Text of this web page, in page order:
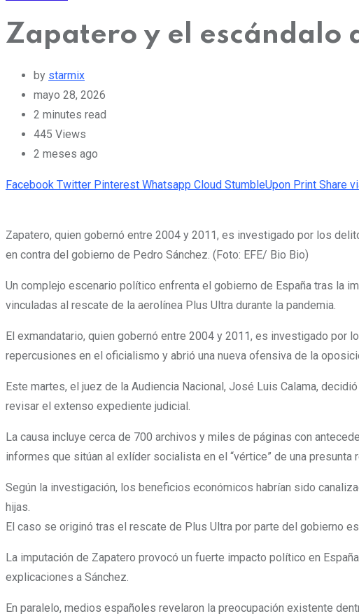
Zapatero y el escándalo
by starmix
mayo 28, 2026
2 minutes read
445 Views
2 meses ago
Facebook Twitter Pinterest Whatsapp Cloud StumbleUpon Print Share
Zapatero, quien gobernó entre 2004 y 2011, es investigado por los
en contra del gobierno de Pedro Sánchez. (Foto: EFE/ Bio Bio)
Un complejo escenario político enfrenta el gobierno de España tras la
vinculadas al rescate de la aerolínea Plus Ultra durante la pandemia.
El exmandatario, quien gobernó entre 2004 y 2011, es investigado por
repercusiones en el oficialismo y abrió una nueva ofensiva de la
Este martes, el juez de la Audiencia Nacional, José Luis Calama,
revisar el extenso expediente judicial.
La causa incluye cerca de 700 archivos y miles de páginas con
informes que sitúan al exlíder socialista en el “vértice” de una
Según la investigación, los beneficios económicos habrían sido
hijas.
El caso se originó tras el rescate de Plus Ultra por parte del gobierno
La imputación de Zapatero provocó un fuerte impacto político en
explicaciones a Sánchez.
En paralelo, medios españoles revelaron la preocupación existente